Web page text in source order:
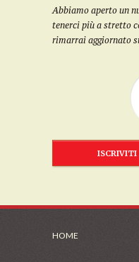
Abbiamo aperto un
tenerci più a stretto
rimarrai aggiornato
ISCRIVITI
HOME